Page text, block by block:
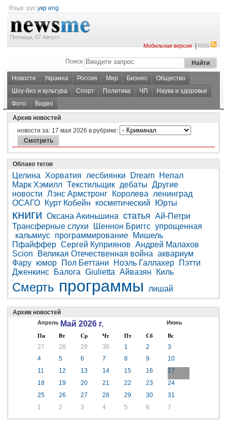
Язык: рус укр eng
Пятница, 07 Август
Мобильная версия|RSS
Поиск
Новости Украина Россия Мир Бизнес
Общество
Шоу-биз и культура
Спорт Политика ЧП
Наука и здоровье
Фото
Видео
Архив новостей
новости за: 17 мая 2026 в рубрике:
Облако тегов
Целина Хорватия лесбиянки Dream
Непал
Марк Хэмилл Текстильщик дебаты Другие
новости Лэнс Армстронг Королева
ленинград
ОСАГО
Курт Кобейн косметический Юрты
книги Оксана Акиньшина статья Ай-Петри
Трансферные слухи
Шеннон Бриггс упрощенная
кальмиус программирование
Мишель
Пфайффер Сергей Куприянов Андрей Малахов
Scion
Великая Отечественная война аквариум
Фару юмор Пол Беттани Ноэль Галлахер
Пэтти
Дженкинс
Балога Giulietta Айвазян Киль
Смерть программы лишай
Архив новостей
Апрель Май 2026 г. Июнь
Пн Вт Ср Чт Пт Сб Вс
27 28 29 30 1 2
3
4
5 6 7 8 9
10
11
12 13 14 15 16
17
18
19 20 21 22 23
24
25
26 27 28 29 30
31
1
2 3 4 5 6 7